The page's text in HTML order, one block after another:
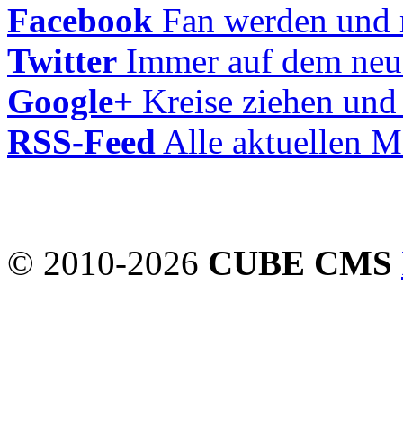
Facebook Fan werden
Twitter Immer auf dem
Google+ Kreise ziehen
RSS-Feed Alle aktuellen
© 2010-2026 CUBE CMS